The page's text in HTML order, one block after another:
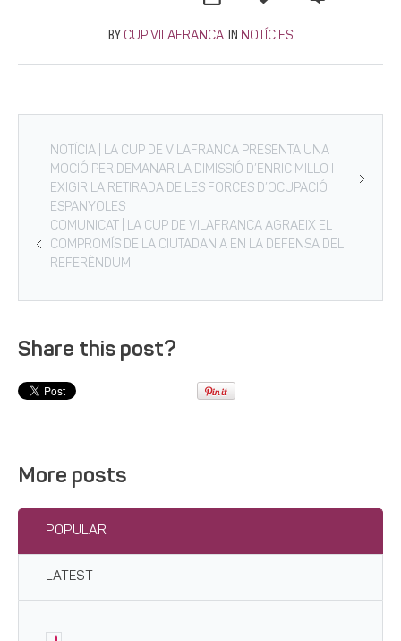
BY CUP VILAFRANCA IN NOTÍCIES
NOTÍCIA | LA CUP DE VILAFRANCA PRESENTA UNA
MOCIÓ PER DEMANAR LA DIMISSIÓ D’ENRIC MILLO I
EXIGIR LA RETIRADA DE LES FORCES D’OCUPACIÓ
ESPANYOLES
COMUNICAT | LA CUP DE VILAFRANCA AGRAEIX EL
COMPROMÍS DE LA CIUTADANIA EN LA DEFENSA DEL
REFERÈNDUM
Share this post?
More posts
POPULAR
LATEST